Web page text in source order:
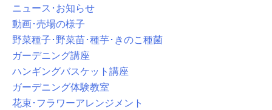
ニュース･お知らせ
動画･売場の様子
野菜種子･野菜苗･種芋･きのこ種菌
ガーデニング講座
ハンギングバスケット講座
ガーデニング体験教室
花束･フラワーアレンジメント